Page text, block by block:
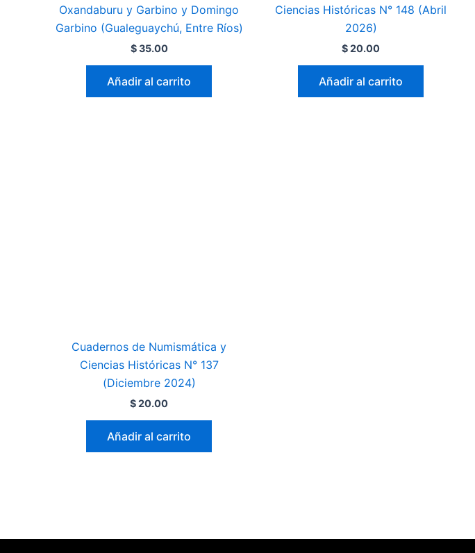
Oxandaburu y Garbino y Domingo
Garbino (Gualeguaychú, Entre Ríos)
$35.00
Añadir al carrito
Ciencias Históricas N° 148 (Abril
2026)
$20.00
Añadir al carrito
Cuadernos de Numismática y
Ciencias Históricas N° 137
(Diciembre 2024)
$20.00
Añadir al carrito